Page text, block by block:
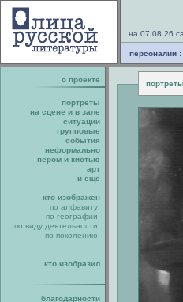
на 07.08.26
персоналии :
о проекте портреты
портреты
на сцене и в зале
ситуации
групповые
события
неформально
пером и кистью
арт
и еще
кто изображен
по алфавиту
по географии
по виду деятельности
по поколению
кто изобразил
благодарности